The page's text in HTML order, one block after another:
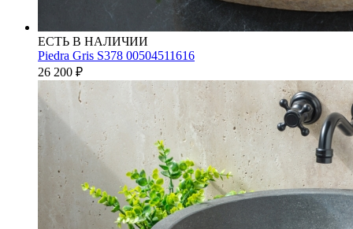
ЕСТЬ В НАЛИЧИИ
Piedra Gris S378 00504511616
26 200 ₽